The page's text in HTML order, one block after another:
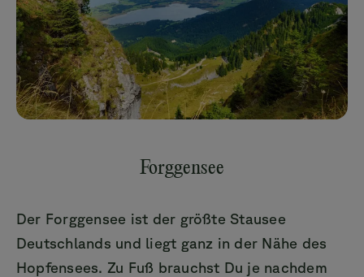
Forggensee
Der Forggensee ist der größte Stausee
Deutschlands und liegt ganz in der Nähe des
Hopfensees. Zu Fuß brauchst Du je nachdem